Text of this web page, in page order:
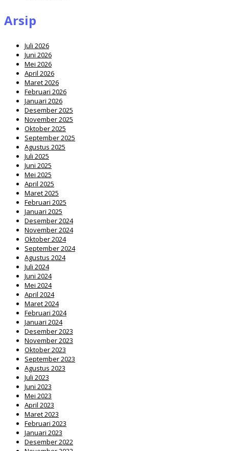
Arsip
Juli 2026
Juni 2026
Mei 2026
April 2026
Maret 2026
Februari 2026
Januari 2026
Desember 2025
November 2025
Oktober 2025
September 2025
Agustus 2025
Juli 2025
Juni 2025
Mei 2025
April 2025
Maret 2025
Februari 2025
Januari 2025
Desember 2024
November 2024
Oktober 2024
September 2024
Agustus 2024
Juli 2024
Juni 2024
Mei 2024
April 2024
Maret 2024
Februari 2024
Januari 2024
Desember 2023
November 2023
Oktober 2023
September 2023
Agustus 2023
Juli 2023
Juni 2023
Mei 2023
April 2023
Maret 2023
Februari 2023
Januari 2023
Desember 2022